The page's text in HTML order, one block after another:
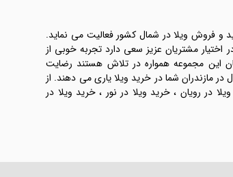
و فروش ویلا در شمال کشور فعالیت می نماید.
اختیار مشتریان عزیز سعی دارد تجربه خوبی از
این مجموعه همواره در تلاش هستند رضایت
تامین کنند. املاک موسوی با 18 شعبه فعال در مازندران شما در خرید ویلا یاری می دهند. از
در رویان ، خرید ویلا در نور ، خرید ویلا در